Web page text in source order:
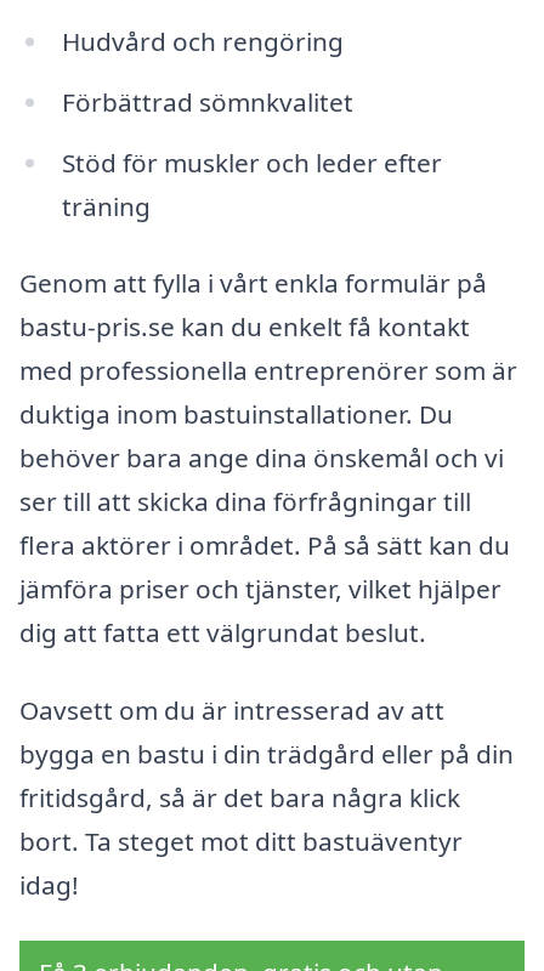
Hudvård och rengöring
Förbättrad sömnkvalitet
Stöd för muskler och leder efter
träning
Genom att fylla i vårt enkla formulär på
bastu-pris.se kan du enkelt få kontakt
med professionella entreprenörer som är
duktiga inom bastuinstallationer. Du
behöver bara ange dina önskemål och vi
ser till att skicka dina förfrågningar till
flera aktörer i området. På så sätt kan du
jämföra priser och tjänster, vilket hjälper
dig att fatta ett välgrundat beslut.
Oavsett om du är intresserad av att
bygga en bastu i din trädgård eller på din
fritidsgård, så är det bara några klick
bort. Ta steget mot ditt bastuäventyr
idag!